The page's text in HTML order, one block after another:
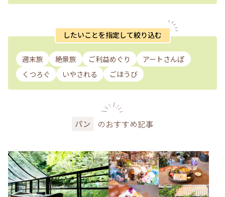
したいことを指定して絞り込む
週末旅 絶景旅 ご利益めぐり
アートさんぽ
くつろぐ
いやされる ごほうび
パン のおすすめ記事